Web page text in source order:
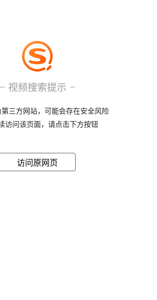
视频搜索提示
三方网站，可能会存在安全风险
访问该页面，请点击下方按钮
访问原网页